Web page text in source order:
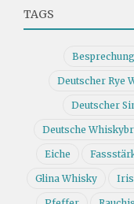
TAGS
Besprechung
Deutscher Rye
Deutscher
Deutsche
Eiche
Glina Whisky